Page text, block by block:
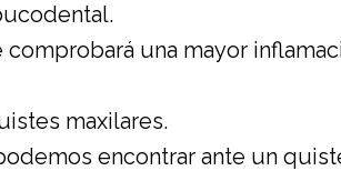
una mayor
maxilares.
encontrar ante un